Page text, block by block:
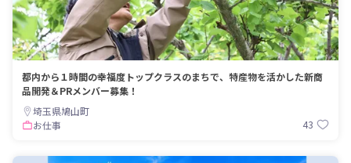
都内から１時間の幸福度トップクラスのまちで、特産物を活かした新商
品開発＆PRメンバー募集！
埼玉県鳩山町
お仕事
43